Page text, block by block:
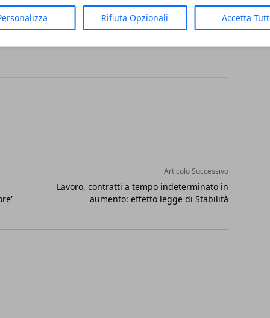
Rifiuta Opzionali Accetta
caso", ha dichiarato Marco Tarquinio,
Articolo Successivo
Lavoro, contratti a tempo indeterminato in
aumento: effetto legge di Stabilità